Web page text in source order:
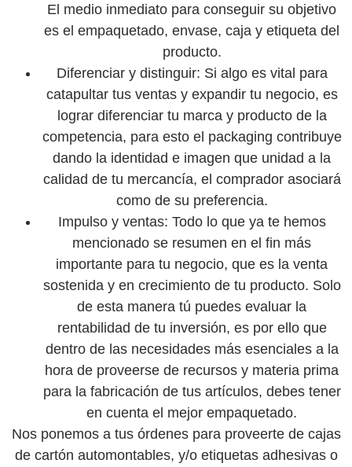
El medio inmediato para conseguir su objetivo
es el empaquetado, envase, caja y etiqueta del
producto.
Diferenciar y distinguir: Si algo es vital para
catapultar tus ventas y expandir tu negocio, es
lograr diferenciar tu marca y producto de la
competencia, para esto el packaging contribuye
dando la identidad e imagen que unidad a la
calidad de tu mercancía, el comprador asociará
como de su preferencia.
Impulso y ventas: Todo lo que ya te hemos
mencionado se resumen en el fin más
importante para tu negocio, que es la venta
sostenida y en crecimiento de tu producto. Solo
de esta manera tú puedes evaluar la
rentabilidad de tu inversión, es por ello que
dentro de las necesidades más esenciales a la
hora de proveerse de recursos y materia prima
para la fabricación de tus artículos, debes tener
en cuenta el mejor empaquetado.
Nos ponemos a tus órdenes para proveerte de cajas
de cartón automontables, y/o etiquetas adhesivas o